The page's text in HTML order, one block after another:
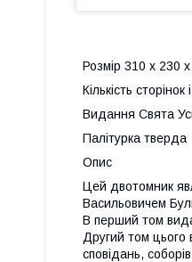
Розмір 310 х 230
Кількість
Видання Свята
Палітурка тверда
Опис
Цей двотомник
Васильовичем
В перший том
Другий том цього
сповідань,